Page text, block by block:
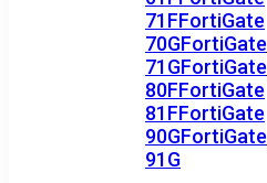
71FFortiGate
70GFortiGate
71GFortiGate
80FFortiGate
81FFortiGate
90GFortiGate
91G